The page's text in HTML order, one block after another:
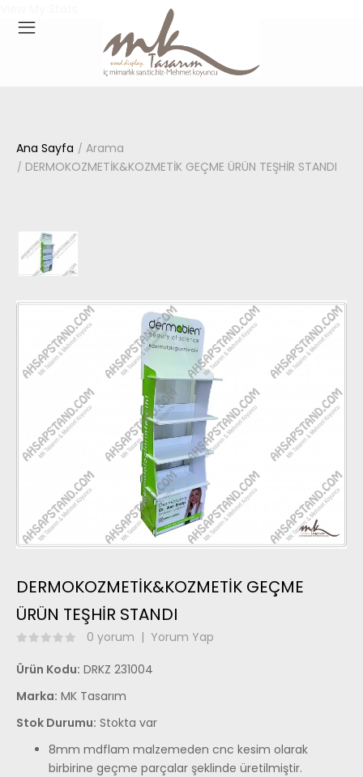
Ana Sayfa
Arama
DERMOKOZMETİK&KOZMETİK GEÇME ÜRÜN TEŞHİR STANDI
DERMOKOZMETİK&KOZMETİK GEÇME
ÜRÜN TEŞHİR STANDI
0 yorum | Yorum Yap
Ürün Kodu: DRKZ 231004
Marka: MK Tasarım
Stok Durumu: Stokta var
8mm mdflam malzemeden cnc kesim olarak
birbirine geçme parçalar şeklinde üretilmiştir.